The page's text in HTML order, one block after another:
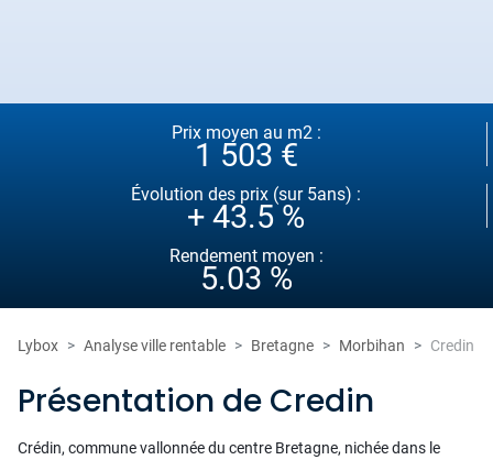
Prix moyen au m2 :
1 503 €
Évolution des prix (sur 5ans) :
+ 43.5 %
Rendement moyen :
5.03 %
Lybox Analyse ville rentable Bretagne Morbihan Credin
Présentation de Credin
Crédin, commune vallonnée du centre Bretagne, nichée dans le